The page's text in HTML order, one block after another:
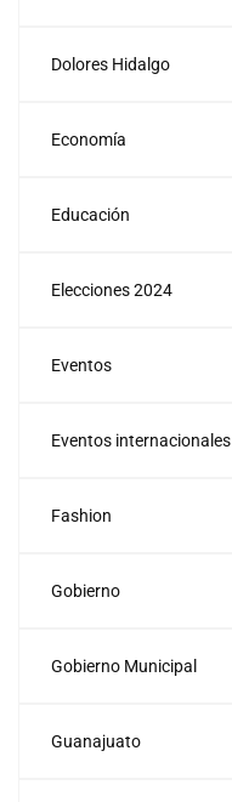
Dolores Hidalgo
Economía
Educación
Elecciones 2024
Eventos
Eventos internacionales
Fashion
Gobierno
Gobierno Municipal
Guanajuato